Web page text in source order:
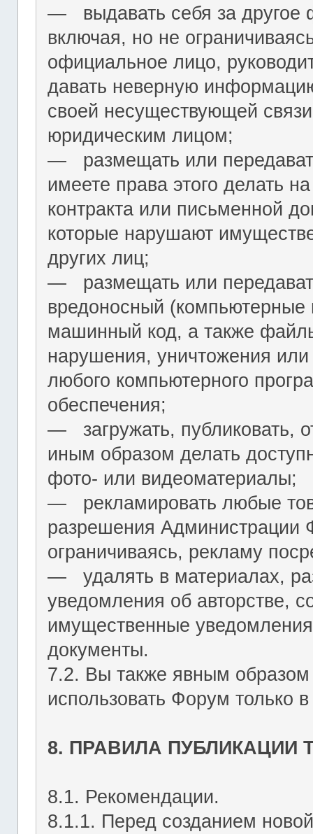
― выдавать себя за другое
включая, но не
официальное лицо,
давать неверную
своей несуществующей
юридическим лицом;
― размещать или
имеете права этого делать
контракта или письменной
которые нарушают
других лиц;
― размещать или
вредоносный
машинный код, а также
нарушения, уничтожения
любого компьютерного
обеспечения;
― загружать, публиковать,
иным образом делать
фото- или видеоматериалы;
― рекламировать любые
разрешения Администрации
ограничиваясь, рекламу
― удалять в материалах,
уведомления об авторстве,
имущественные
документы.
7.2. Вы также явным образом
использовать Форум только
8. ПРАВИЛА
8.1. Рекомендации.
8.1.1. Перед созданием